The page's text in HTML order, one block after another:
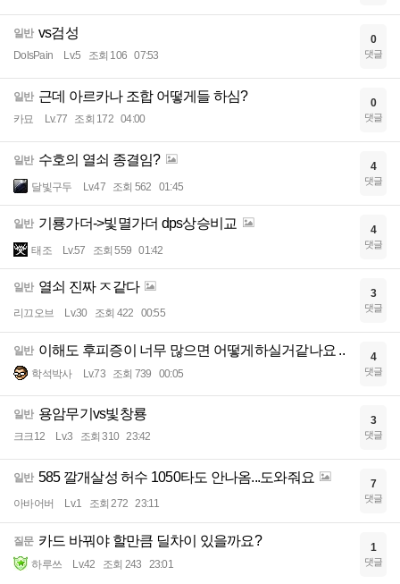
일반 vs검성
DolsPain Lv.5 조회 106 07:53
0
댓글
일반 근데 아르카나 조합 어떻게들 하심?
카묘 Lv.77 조회 172 04:00
0
댓글
일반 수호의 열쇠 종결임?
달빛구두 Lv.47 조회 562 01:45
4
댓글
일반 기룡가더->빛멸가더 dps상승비교
태조 Lv.57 조회 559 01:42
4
댓글
일반 열쇠 진짜 ㅈ같다
리끄오브 Lv.30 조회 422 00:55
3
댓글
일반 이해도 후피증이 너무 많으면 어떻게하실거같나요 ..
학석박사 Lv.73 조회 739 00:05
4
댓글
일반 용암무기vs빛창룡
크크12 Lv.3 조회 310 23:42
3
댓글
일반 585 깔개살성 허수 1050타도 안나옴...도와줘요
아바어버 Lv.1 조회 272 23:11
7
댓글
질문 카드 바꿔야 할만큼 딜차이 있을까요?
하루쓰 Lv.42 조회 243 23:01
1
댓글